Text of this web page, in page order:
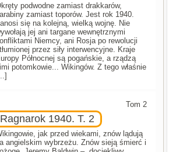
podwodne zamiast drakkarów,
zamiast toporów. Jest rok 1940.
się na kolejną, wielką wojnę. Nie
jej ani targane wewnętrznymi
Niemcy, ani Rosja po rewolucji
przez siły interwencyjne. Kraje
Północnej są pogańskie, a rządzą
potomkowie... Wikingów. Z tego właśnie
Tom 2
Ragnarok 1940. T. 2
jak przed wiekami, znów lądują
angielskim wybrzeżu. Znów sieją śmierć i